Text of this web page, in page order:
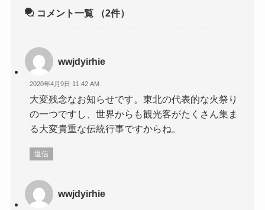
コメント一覧 （2件）
wwjdyirhie
2020年4月9日 11:42 AM
大変残念なお知らせです。東北の代表的な火祭り
の一つですし、世界からも観光客がたくさん集ま
る大変貴重な伝統行事ですからね。
返信
wwjdyirhie